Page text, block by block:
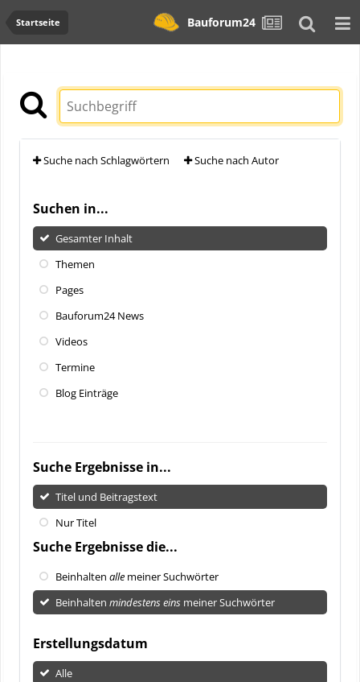
Startseite Bauforum24
Suche nach Schlagwörtern Suche nach Autor
Suchen in...
Gesamter Inhalt
Themen
Pages
Bauforum24 News
Videos
Termine
Blog Einträge
Suche Ergebnisse in...
Titel und Beitragstext
Nur Titel
Suche Ergebnisse die...
Beinhalten alle meiner Suchwörter
Beinhalten mindestens eins meiner Suchwörter
Erstellungsdatum
Alle